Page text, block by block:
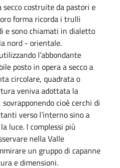
costruite da pastori e
forma ricorda i trulli
e sono chiamati in dialetto
nord - orientale.
l’abbondante
posto in opera a secco a
circolare, quadrata o
veniva adottata la
cioè cerchi di
verso l’interno sino a
luce. I complessi più
nella Valle
un gruppo di capanne
e dimensioni.